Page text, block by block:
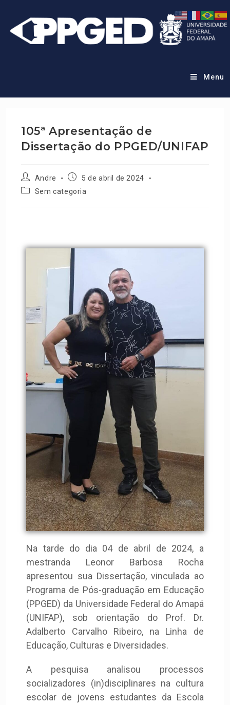
Menu
105ª Apresentação de
Dissertação do PPGED/UNIFAP
Andre
5 de abril de 2024
Sem categoria
Na tarde do dia 04 de abril de 2024, a
mestranda Leonor Barbosa Rocha
apresentou sua Dissertação, vinculada ao
Programa de Pós-graduação em Educação
(PPGED) da Universidade Federal do Amapá
(UNIFAP), sob orientação do Prof. Dr.
Adalberto Carvalho Ribeiro, na Linha de
Educação, Culturas e Diversidades.
A pesquisa analisou processos
socializadores (in)disciplinares na cultura
escolar de jovens estudantes da Escola